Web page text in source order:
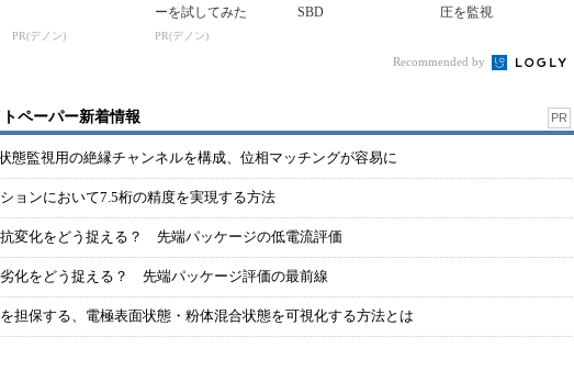
PR(デノン)
ーを試してみた
PR(デノン)
SBD
圧を監視
Recommended by
ペーパー新着情報 PR
態監視用の絶縁チャンネルを構成、位相マッチングが容易に
ョンにおいて7.5桁の精度を実現する方法
変化をどう捉える？ 先端パッケージの低電流評価
化をどう捉える？ 先端パッケージ評価の最前線
担保する、電極表面状態・粉体混合状態を可視化する方法とは